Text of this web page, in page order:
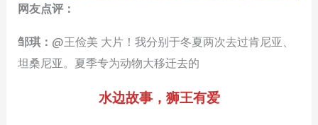
网友点评：
邹琪： @王俭美 大片！我分别于冬夏两次去过肯尼亚、
坦桑尼亚。夏季专为动物大移迁去的
水边故事，狮王有爱